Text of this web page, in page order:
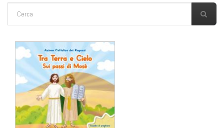
FORM DI RICERCA